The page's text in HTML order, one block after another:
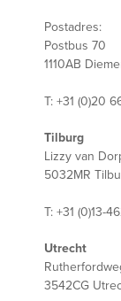
Postadres:
Postbus 70
1110AB
T: +31 (0)20
Tilburg
Lizzy van
5032MR
T: +31 (0)13-
Utrecht
3542CG